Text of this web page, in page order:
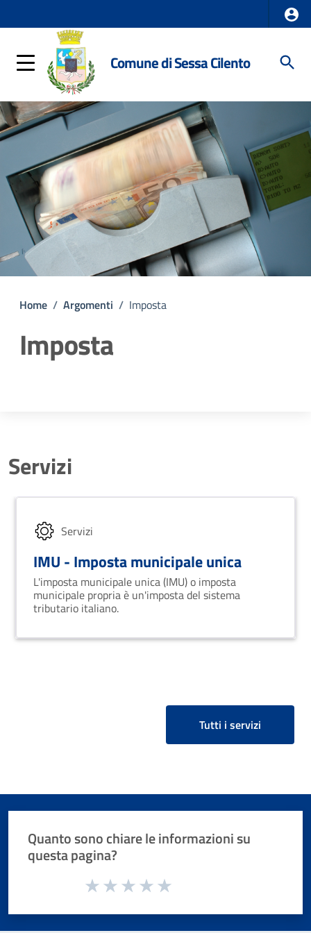
Comune di Sessa Cilento
Home / Argomenti / Imposta
Imposta
Servizi
Servizi
IMU - Imposta municipale unica
L'imposta municipale unica (IMU) o imposta
municipale propria è un'imposta del sistema
tributario italiano.
Tutti i servizi
Quanto sono chiare le informazioni su
questa pagina?
Valuta da 1 a 5 stelle la pagina